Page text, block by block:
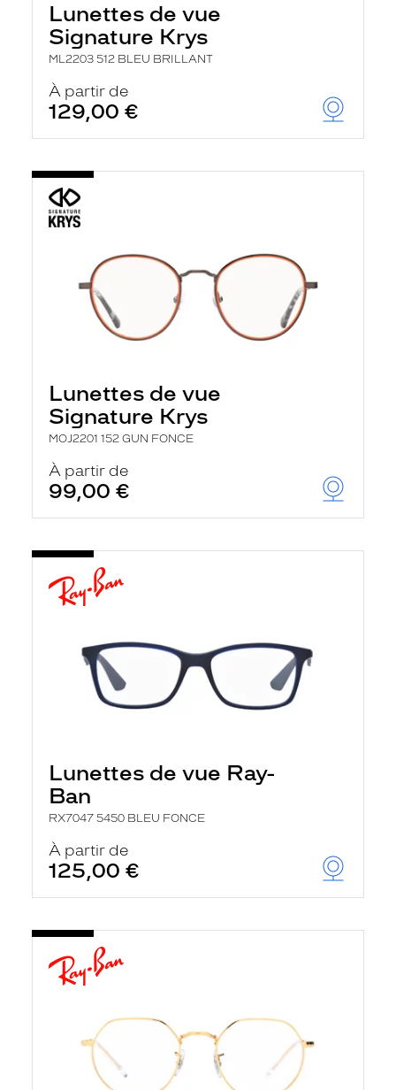
Lunettes de vue
Signature Krys
ML2203 512 BLEU BRILLANT
À partir de
129,00 €
Lunettes de vue
Signature Krys
MOJ2201 152 GUN FONCE
À partir de
99,00 €
Lunettes de vue Ray-
Ban
RX7047 5450 BLEU FONCE
À partir de
125,00 €